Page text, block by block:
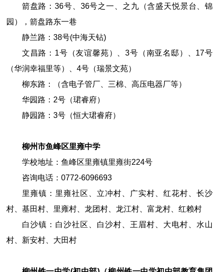
箭盘路：36号、36号之一、之九（含盛天悦景台、锦
园），箭盘路东一巷
静兰路：38号(中海天钻)
文昌路：1号（友谊馨苑）、3号（南亚名邸）、17号
（华润幸福里等）、4号（瑞景文苑）
柳东路：（含电子管厂、三棉、高压电器厂等）
华园路：2号（珺睿府）
静园路：3号（恒大珺睿府）
柳州市鱼峰区里雍中学
学校地址：鱼峰区里雍镇里雍街224号
咨询电话： 0772-6096693
里雍镇：里雍社区、立冲村、广实村、红花村、长沙
村、基田村、里雍村、龙团村、龙江村、富龙村、红赖村
白沙镇：白沙社区、白沙村、王眉村、大电村、水山
村、新安村、大田村